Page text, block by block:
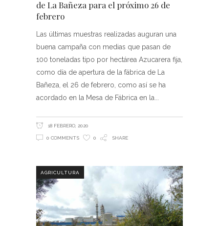
de La Bañeza para el próximo 26 de
febrero
Las últimas muestras realizadas auguran una
buena campaña con medias que pasan de
100 toneladas tipo por hectárea Azucarera fija,
como día de apertura de la fábrica de La
Bañeza, el 26 de febrero, como así se ha
acordado en la Mesa de Fábrica en la
18 FEBRERO, 2020
0 COMMENTS 0 SHARE
AGRICULTURA